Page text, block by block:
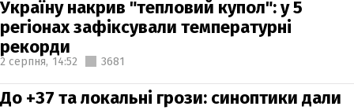
Україну накрив "тепловий купол": у 5
регіонах зафіксували температурні
рекорди
2 серпня, 14:52 3681
До +37 та локальні грози: синоптики дали